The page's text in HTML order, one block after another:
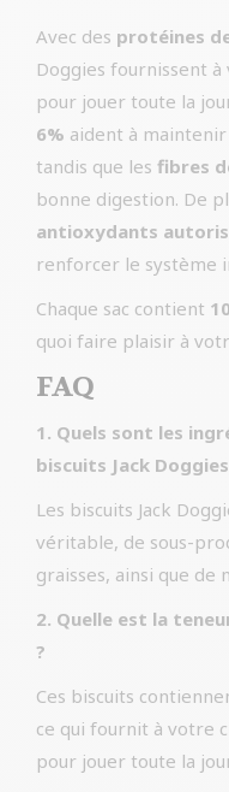
Avec des protéines
Doggies fournissent à
pour jouer toute la
6% aident à
tandis que les fibres
bonne digestion. De
antioxydants
renforcer le système
Chaque sac contient
quoi faire plaisir à
FAQ
1. Quels sont les
biscuits Jack
Les biscuits Jack
véritable, de sous-
graisses, ainsi que de
2. Quelle est la
?
Ces biscuits
ce qui fournit à votre
pour jouer toute la